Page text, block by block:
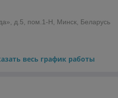
д.5, пом.1-Н, Минск, Беларусь
весь график работы